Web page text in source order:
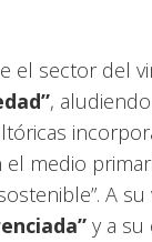
el sector del
,
el medio
A su
y a